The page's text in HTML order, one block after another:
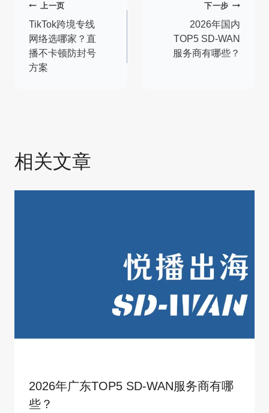
章
导
上一页
TikTok跨境专线
网络选哪家？直
播不卡顿防封号
方案
下一步
2026年国内
TOP5 SD-WAN
服务商有哪些？
相关文章
2026年广东TOP5 SD-WAN服务商有哪
些？